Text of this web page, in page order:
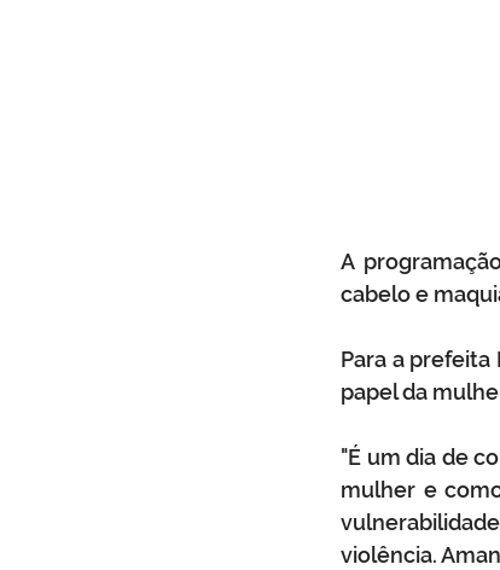
A
cabelo e
Para a
papel da
"É um dia de
mulher e
violência.